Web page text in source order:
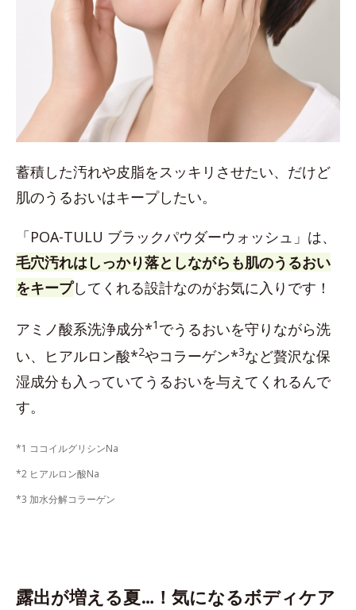
蓄積した汚れや皮脂をスッキリさせたい、だけど
肌のうるおいはキープしたい。
「POA-TULU ブラックパウダーウォッシュ」は、
毛穴汚れはしっかり落としながらも肌のうるおい
をキープしてくれる設計なのがお気に入りです！
アミノ酸系洗浄成分*1 でうるおいを守りながら洗
い、ヒアルロン酸*2やコラーゲン*3など贅沢な保
湿成分も入っていてうるおいを与えてくれるんで
す。
*1 ココイルグリシンNa
*2 ヒアルロン酸Na
*3 加水分解コラーゲン
露出が増える夏…！気になるボディケア